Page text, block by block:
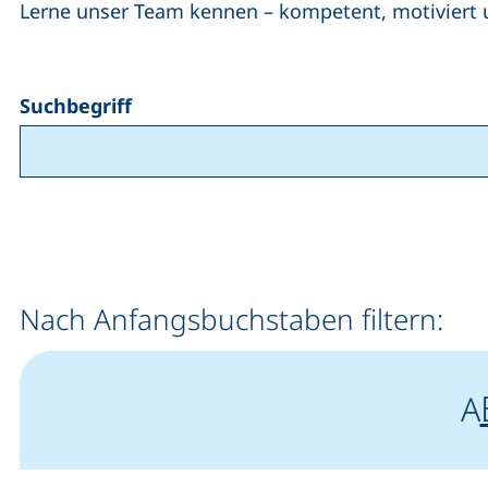
Lerne unser Team kennen – kompetent,
Suchbegriff
Nach Anfangsbuchstaben filtern:
A